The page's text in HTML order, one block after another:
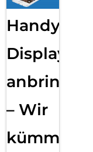
Handy
Displayfolie
anbringen
– Wir
kümmern